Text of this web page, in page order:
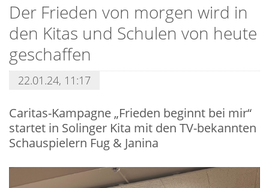
Der Frieden von morgen wird in
den Kitas und Schulen von heute
geschaffen
22.01.24, 11:17
Caritas-Kampagne „Frieden beginnt bei mir“
startet in Solinger Kita mit den TV-bekannten
Schauspielern Fug & Janina